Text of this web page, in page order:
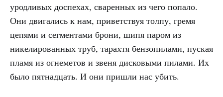
уродливых доспехах, сваренных из чего попало.
Они двигались к нам, приветствуя толпу, гремя
цепями и сегментами брони, шипя паром из
никелированных труб, тарахтя бензопилами, пуская
пламя из огнеметов и звеня дисковыми пилами. Их
было пятнадцать. И они пришли нас убить.